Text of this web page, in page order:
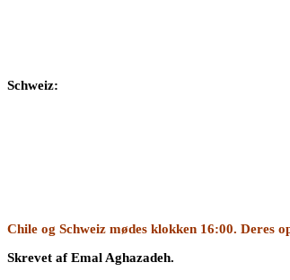
Schweiz:
Chile og Schweiz mødes klokken 16:00. Deres
Skrevet af Emal Aghazadeh.